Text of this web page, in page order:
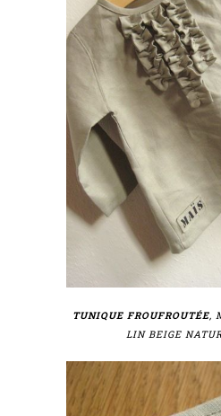
TUNIQUE FROUFROUTÉE,
LIN BEIGE